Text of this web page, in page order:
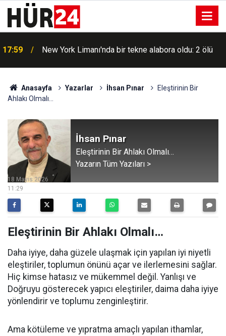
17:48
Mardin’de coşkuyla karşılandı
Anasayfa Yazarlar İhsan Pınar
Eleştirinin Bir
Ahlakı Olmalı…
İhsan Pınar
Eleştirinin Bir Ahlakı Olmalı…
Yazarın Tüm Yazıları >
11:29
18 Mayıs 2026
Eleştirinin Bir Ahlakı Olmalı…
Daha iyiye, daha güzele ulaşmak için yapılan iyi niyetli
eleştiriler, toplumun önünü açar ve ilerlemesini sağlar.
Hiç kimse hatasız ve mükemmel değil. Yanlışı ve
Doğruyu gösterecek yapıcı eleştiriler, daima daha iyiye
yönlendirir ve toplumu zenginleştirir.
Ama kötüleme ve yıpratma amaçlı yapılan ithamlar,